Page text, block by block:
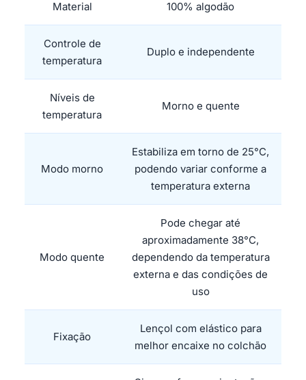
Material 100% algodão
Controle de
temperatura
Duplo e independente
Níveis de
temperatura
Morno e quente
Modo morno
Estabiliza em torno de 25°C,
podendo variar conforme a
temperatura externa
Modo quente
Pode chegar até
aproximadamente 38°C,
dependendo da temperatura
externa e das condições de
uso
Fixação
Lençol com elástico para
melhor encaixe no colchão